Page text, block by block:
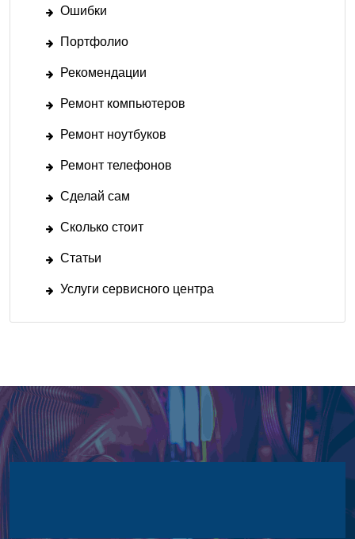
Ошибки
Портфолио
Рекомендации
Ремонт компьютеров
Ремонт ноутбуков
Ремонт телефонов
Сделай сам
Сколько стоит
Статьи
Услуги сервисного центра